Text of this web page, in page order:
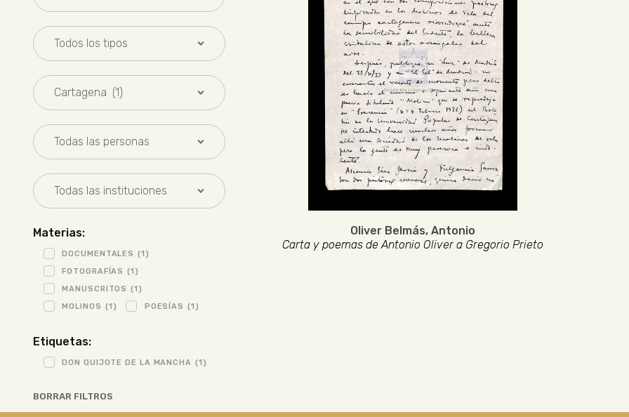
Materias:
DOCUMENTALES (1)
FOTOGRAFÍAS (1)
MANUSCRITOS (1)
MOLINOS (1) POESÍAS (1)
Etiquetas:
DON QUIJOTE DE LA MANCHA (1)
BORRAR FILTROS
Oliver Belmás, Antonio
Carta y poemas de Antonio Oliver a Gregorio Prieto